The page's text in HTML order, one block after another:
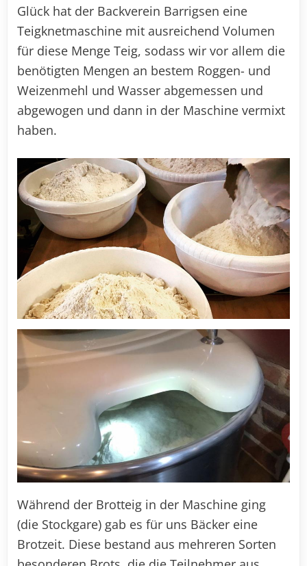
Glück hat der Backverein Barrigsen eine
Teigknetmaschine mit ausreichend Volumen
für diese Menge Teig, sodass wir vor allem die
benötigten Mengen an bestem Roggen- und
Weizenmehl und Wasser abgemessen und
abgewogen und dann in der Maschine vermixt
haben.
Während der Brotteig in der Maschine ging
(die Stockgare) gab es für uns Bäcker eine
Brotzeit. Diese bestand aus mehreren Sorten